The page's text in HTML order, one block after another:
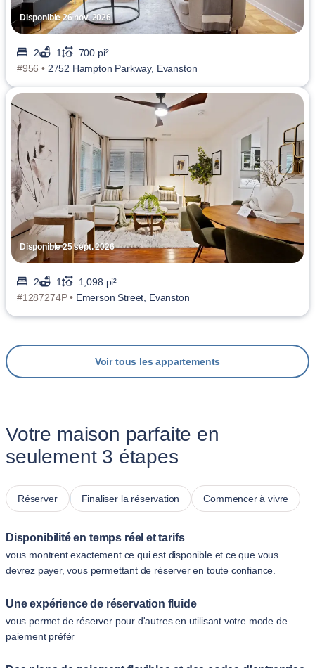
Disponible 26 nov. 2026
2 1
700 pi².
#956 • 2752 Hampton Parkway, Evanston
Disponible 25 sept. 2026
2 1
1,098 pi².
#1287274P • Emerson Street, Evanston
Voir tous les appartements
Votre maison parfaite en
seulement 3 étapes
Réserver Finaliser la réservation Commencer à vivre
Disponibilité en temps réel et tarifs
vous montrent exactement ce qui est disponible et ce que vous
devrez payer, vous permettant de réserver en toute confiance.
Une expérience de réservation fluide
vous permet de réserver pour d'autres en utilisant votre mode de
paiement préfér